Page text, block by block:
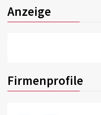
Anzeige
Firmenprofile